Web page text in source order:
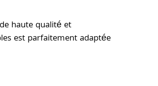
haute qualité et
est parfaitement adaptée